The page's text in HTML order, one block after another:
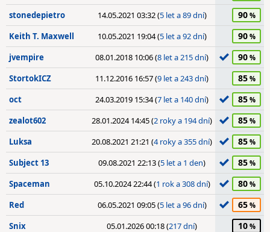
stonedepietro 14.05.2021 03:32 (5 let a 89 dní) 90
Keith T. Maxwell 10.05.2021 19:04 (5 let a 92 dní) 90
jvempire 08.01.2018 10:06 (8 let a 215 dní) 90
StortokICZ 11.12.2016 16:57 (9 let a 243 dní) 85
oct 24.03.2019 15:34 (7 let a 140 dní) 85
zealot602 28.01.2024 14:45 (2 roky a 194 dní) 85
Luksa 20.08.2021 21:21 (4 roky a 355 dní) 85
Subject 13 09.08.2021 22:13 (5 let a 1 den) 85
Spaceman 05.10.2024 22:44 (1 rok a 308 dní) 80
Red 06.05.2021 09:05 (5 let a 96 dní) 65
Snix 05.01.2026 00:18 (217 dní) 10